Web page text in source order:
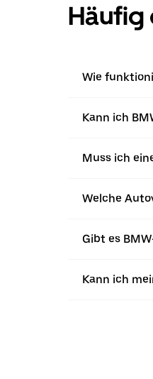
Häufig
Wie
Kann ich
Muss ich
Welche
Gibt es
Kann ich